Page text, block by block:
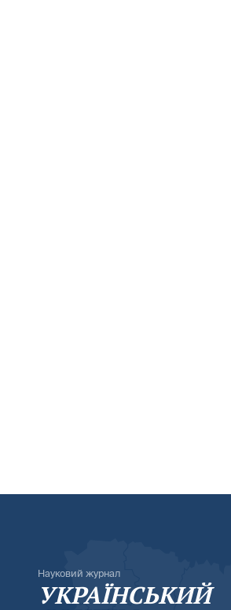
Науковий журнал
УКРАЇНСЬКИЙ